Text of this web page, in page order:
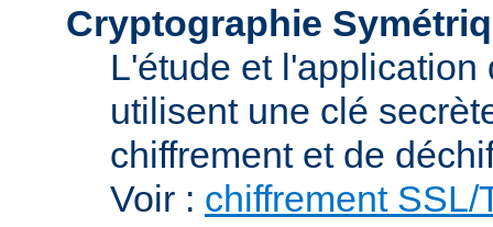
Cryptographie
L'étude et
utilisent une clé
chiffrement et de
Voir : chiffrement SSL/